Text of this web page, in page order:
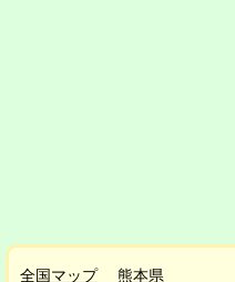
全国マップ
熊本県